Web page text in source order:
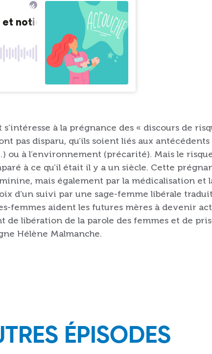
à la prégnance des « discours de
pas disparu, qu’ils soient liés aux
à l’environnement (précarité). Mais le
à ce qu’il était il y a un siècle. Cette
mais également par la médicalisation et
d’un suivi par une sage-femme libérale
femmes aident les futures mères à devenir
de libération de la parole des femmes et de
Hélène Malmanche.
ÉPISODES